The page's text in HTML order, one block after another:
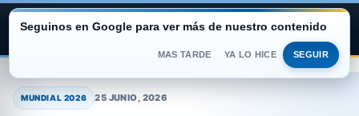
contenido
ARGENTINA PORTAL
MUNDIAL 2026 25 JUNIO, 2026
Seguinos en Google para ver más de nuestro contenido
MAS TARDE YA LO HICE SEGUIR